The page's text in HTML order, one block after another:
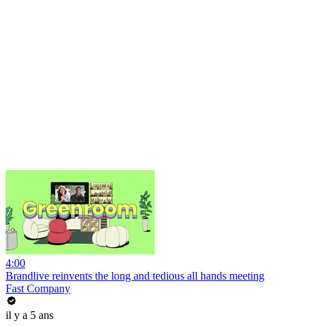
4:00
Brandlive reinvents the long and tedious all hands meeting
Fast Company
il y a 5 ans